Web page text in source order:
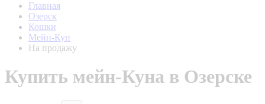
Главная
Озерск
Кошки
Мейн-Кун
На продажу
Купить мейн-Куна в Озерске